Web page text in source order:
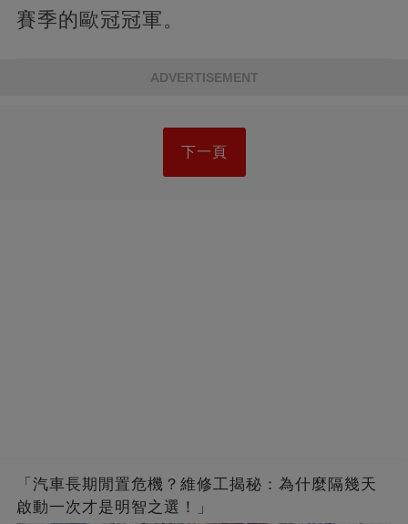
賽季的歐冠冠軍。
ADVERTISEMENT
下一頁
「汽車長期閒置危機？維修工揭秘：為什麼隔幾天
啟動一次才是明智之選！」